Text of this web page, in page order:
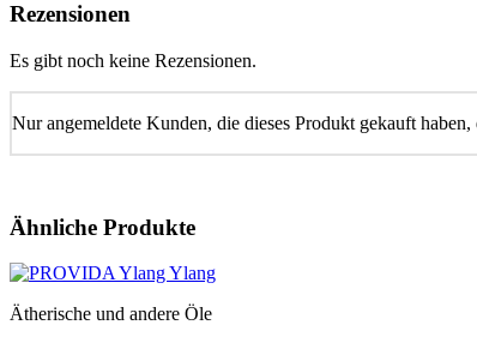
Rezensionen
Es gibt noch keine Rezensionen.
Nur angemeldete Kunden, die dieses Produkt gekauft
Ähnliche Produkte
Ätherische und andere Öle